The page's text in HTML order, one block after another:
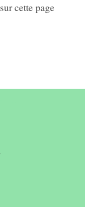
cette page